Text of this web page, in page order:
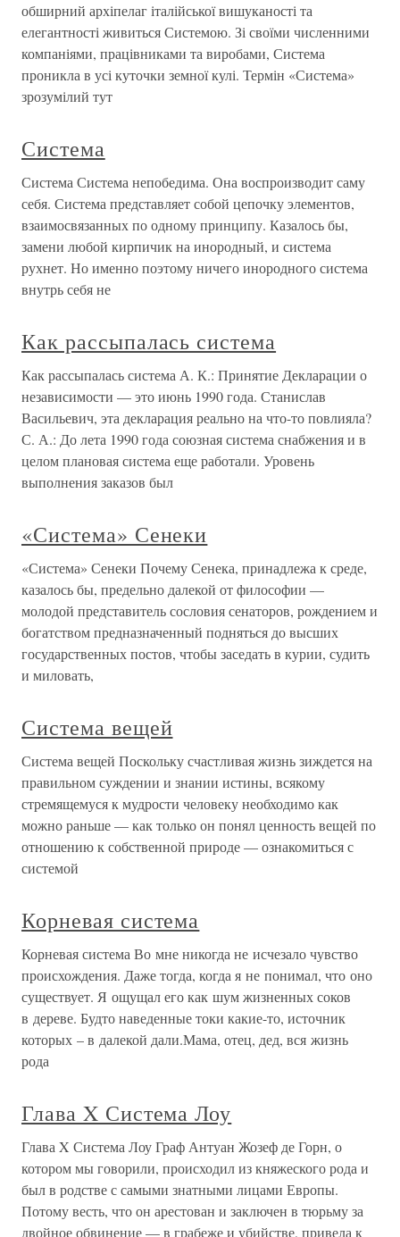
обширний архіпелаг італійської вишуканості та
елегантності живиться Системою. Зі своїми численними
компаніями, працівниками та виробами, Система
проникла в усі куточки земної кулі. Термін «Система»
зрозумілий тут
Система
Система Система непобедима. Она воспроизводит саму
себя. Система представляет собой цепочку элементов,
взаимосвязанных по одному принципу. Казалось бы,
замени любой кирпичик на инородный, и система
рухнет. Но именно поэтому ничего инородного система
внутрь себя не
Как рассыпалась система
Как рассыпалась система А. К.: Принятие Декларации о
независимости — это июнь 1990 года. Станислав
Васильевич, эта декларация реально на что-то повлияла?
С. А.: До лета 1990 года союзная система снабжения и в
целом плановая система еще работали. Уровень
выполнения заказов был
«Система» Сенеки
«Система» Сенеки Почему Сенека, принадлежа к среде,
казалось бы, предельно далекой от философии —
молодой представитель сословия сенаторов, рождением и
богатством предназначенный подняться до высших
государственных постов, чтобы заседать в курии, судить
и миловать,
Система вещей
Система вещей Поскольку счастливая жизнь зиждется на
правильном суждении и знании истины, всякому
стремящемуся к мудрости человеку необходимо как
можно раньше — как только он понял ценность вещей по
отношению к собственной природе — ознакомиться с
системой
Корневая система
Корневая система Во мне никогда не исчезало чувство
происхождения. Даже тогда, когда я не понимал, что оно
существует. Я ощущал его как шум жизненных соков
в дереве. Будто наведенные токи какие-то, источник
которых – в далекой дали.Мама, отец, дед, вся жизнь
рода
Глава X Система Лоу
Глава X Система Лоу Граф Антуан Жозеф де Горн, о
котором мы говорили, происходил из княжеского рода и
был в родстве с самыми знатными лицами Европы.
Потому весть, что он арестован и заключен в тюрьму за
двойное обвинение — в грабеже и убийстве, привела к